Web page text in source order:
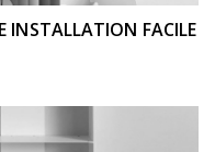
INSTALLATION FACILE